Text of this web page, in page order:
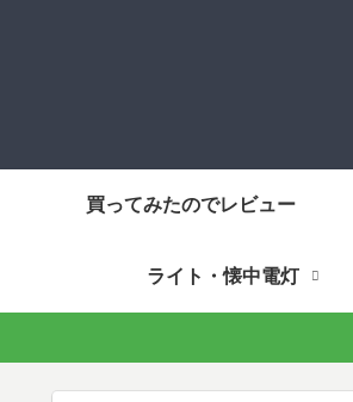
買ってみたのでレビュー
ライト・懐中電灯